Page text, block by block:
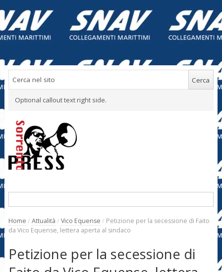
Optional callout text right side.
Home / Attualità / Vico Equense / Petizione per la secessione di Faito
da Vico Equense, lettera aperta al sindaco
Petizione per la secessione di